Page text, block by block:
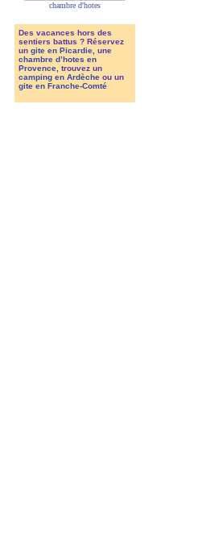
chambre d'hotes
Des vacances hors des
sentiers battus ? Réservez
un gite en Picardie, une
chambre d’hotes en
Provence, trouvez un
camping en Ardècheou un
gite en Franche-Comté